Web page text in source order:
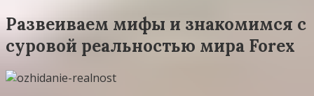
Развеиваем мифы и знакомимся с
суровой реальностью мира Forex